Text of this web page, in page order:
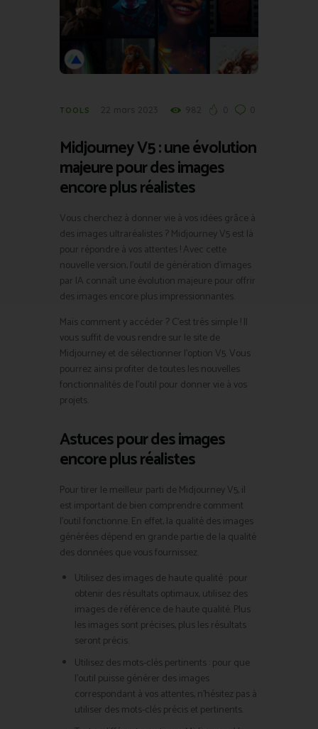
TOOLS
Midjourney V5 : une évolution
majeure pour des images
encore plus réalistes
Vous cherchez à donner vie à vos idées grâce à
des images ultraréalistes ? Midjourney V5 est là
pour répondre à vos attentes ! Avec cette
nouvelle version, l’outil de génération d’images
par IA connaît une évolution majeure pour offrir
des images encore plus impressionnantes.
Mais comment y accéder ? C’est très simple ! Il
vous suffit de vous rendre sur le site de
Midjourney et de sélectionner l’option V5. Vous
pourrez ainsi profiter de toutes les nouvelles
fonctionnalités de l’outil pour donner vie à vos
projets.
Astuces pour des images
encore plus réalistes
Pour tirer le meilleur parti de Midjourney V5, il
est important de bien comprendre comment
l’outil fonctionne. En effet, la qualité des images
générées dépend en grande partie de la qualité
des données que vous fournissez.
Utilisez des images de haute qualité : pour
obtenir des résultats optimaux, utilisez des
images de référence de haute qualité. Plus
les images sont précises, plus les résultats
seront précis.
Utilisez des mots-clés pertinents : pour que
l’outil puisse générer des images
correspondant à vos attentes, n’hésitez pas à
utiliser des mots-clés précis et pertinents.